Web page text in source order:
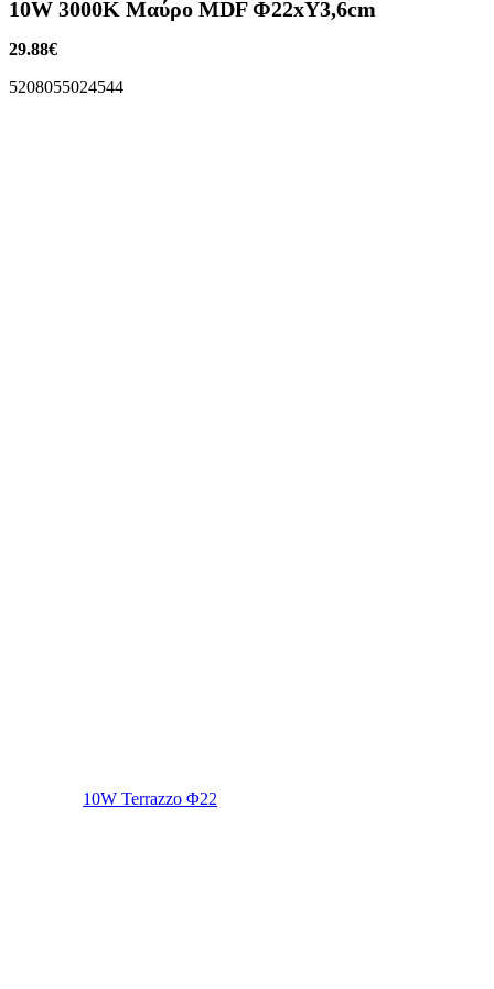
10W 3000K Μαύρο MDF Φ22xΥ3,6cm
29.88€
5208055024544
10W Terrazzo Φ22